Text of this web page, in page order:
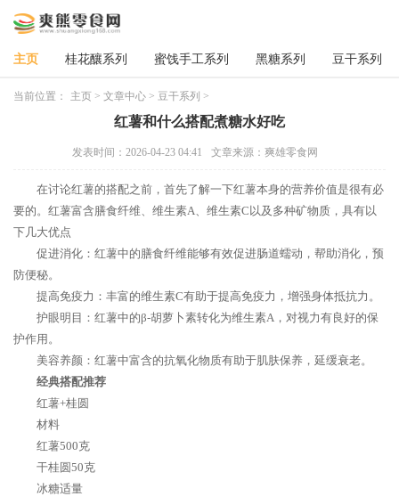
主页 桂花釀系列 蜜饯手工系列 黑糖系列 豆干系列
当前位置： 主页 > 文章中心 > 豆干系列 >
红薯和什么搭配煮糖水好吃
发表时间：2026-04-23 04:41 文章来源：爽雄零食网
在讨论红薯的搭配之前，首先了解一下红薯本身的营养价值是很有必
要的。红薯富含膳食纤维、维生素A、维生素C以及多种矿物质，具有以
下几大优点
促进消化：红薯中的膳食纤维能够有效促进肠道蠕动，帮助消化，预
防便秘。
提高免疫力：丰富的维生素C有助于提高免疫力，增强身体抵抗力。
护眼明目：红薯中的β-胡萝卜素转化为维生素A，对视力有良好的保
护作用。
美容养颜：红薯中富含的抗氧化物质有助于肌肤保养，延缓衰老。
经典搭配推荐
红薯+桂圆
材料
红薯500克
干桂圆50克
冰糖适量